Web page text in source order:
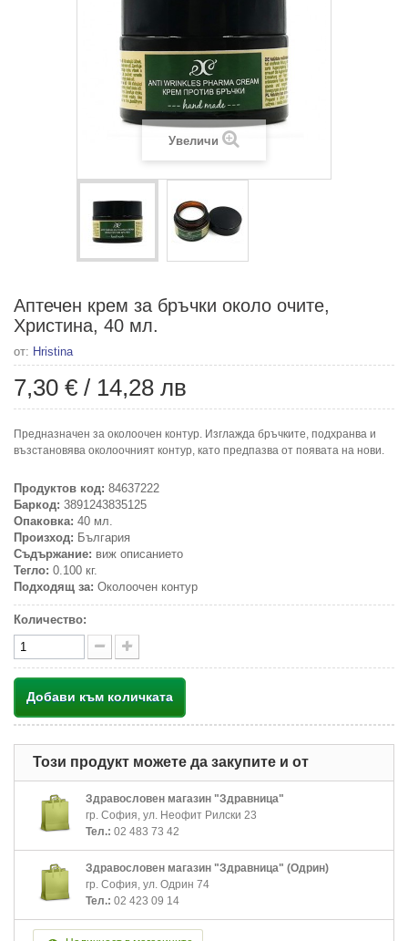
Увеличи
Аптечен крем за бръчки около очите,
Христина, 40 мл.
от: Hristina
7,30 € / 14,28 лв
Предназначен за околоочен контур. Изглажда бръчките, подхранва и
възстановява околоочният контур, като предпазва от появата на нови.
Продуктов код: 84637222
Баркод: 3891243835125
Опаковка: 40 мл.
Произход: България
Съдържание: виж описанието
Тегло: 0.100 кг.
Подходящ за: Околоочен контур
Количество:
Добави към количката
Този продукт можете да закупите и от
Здравословен магазин "Здравница"
гр. София, ул. Неофит Рилски 23
Тел.: 02 483 73 42
Здравословен магазин "Здравница" (Одрин)
гр. София, ул. Одрин 74
Тел.: 02 423 09 14